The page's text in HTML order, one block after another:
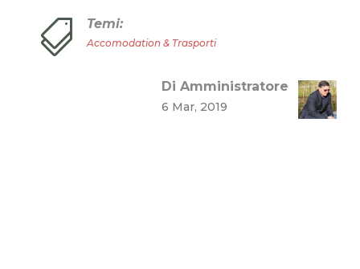
 Temi:
Accomodation & Trasporti
Di Amministratore
6 Mar, 2019